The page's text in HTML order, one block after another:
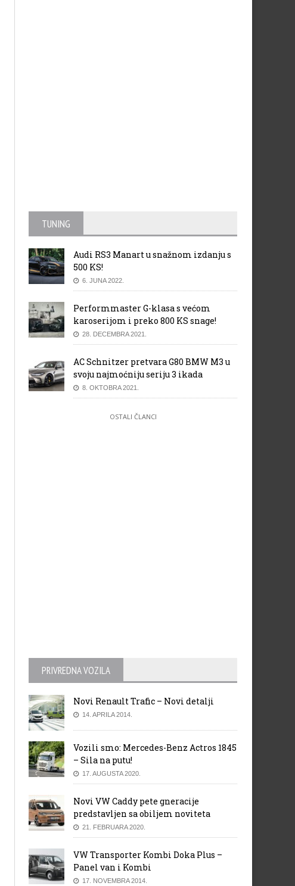
TUNING
Audi RS3 Manart u snažnom izdanju s
500 KS!
6. JUNA 2022.
Performmaster G-klasa s većom
karoserijom i preko 800 KS snage!
28. DECEMBRA 2021.
AC Schnitzer pretvara G80 BMW M3 u
svoju najmoćniju seriju 3 ikada
8. OKTOBRA 2021.
OSTALI ČLANCI
PRIVREDNA VOZILA
Novi Renault Trafic – Novi detalji
14. APRILA 2014.
Vozili smo: Mercedes-Benz Actros 1845
– Sila na putu!
17. AUGUSTA 2020.
Novi VW Caddy pete gneracije
predstavljen sa obiljem noviteta
21. FEBRUARA 2020.
VW Transporter Kombi Doka Plus –
Panel van i Kombi
17. NOVEMBRA 2014.